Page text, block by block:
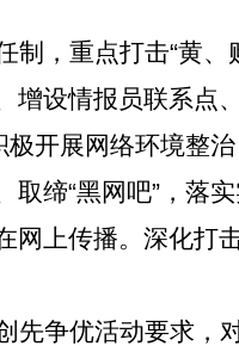
制，重点打击“黄
设情报员联系点
开展网络环境整
缔“黑网吧”，落
上传播。深化打
先争优活动要求，